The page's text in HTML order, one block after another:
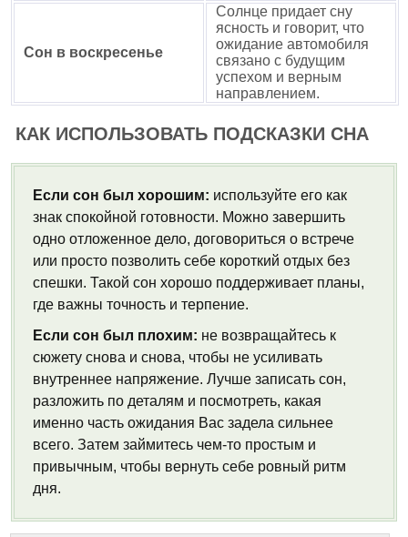
Сон в воскресенье
Солнце придает сну
ясность и говорит, что
ожидание автомобиля
связано с будущим
успехом и верным
направлением.
КАК ИСПОЛЬЗОВАТЬ ПОДСКАЗКИ СНА
Если сон был хорошим: используйте его как
знак спокойной готовности. Можно завершить
одно отложенное дело, договориться о встрече
или просто позволить себе короткий отдых без
спешки. Такой сон хорошо поддерживает планы,
где важны точность и терпение.
Если сон был плохим: не возвращайтесь к
сюжету снова и снова, чтобы не усиливать
внутреннее напряжение. Лучше записать сон,
разложить по деталям и посмотреть, какая
именно часть ожидания Вас задела сильнее
всего. Затем займитесь чем-то простым и
привычным, чтобы вернуть себе ровный ритм
дня.